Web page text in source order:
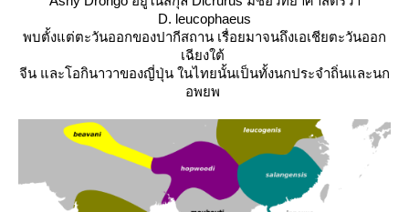
D. leucophaeus
พบตั้งแต่ตะวันออกของปากีสถาน เรื่อยมาจนถึงเอเชียตะวันออก
เฉียงใต้
จีน และโอกินาวาของญี่ปุ่นนไทยนั้นเป็นทั้งนกประจำถิ่นและนก
อพยพ